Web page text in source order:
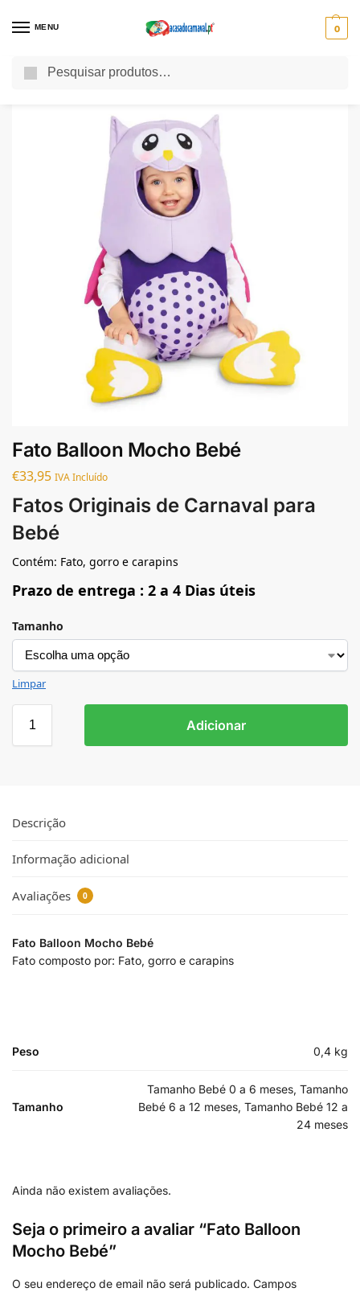
MENU 0
Uncategorized / Fato Balloon Mocho Bebé
Fato Balloon Mocho Bebé
€33,95 IVA Incluído
Fatos Originais de Carnaval para
Bebé
Contém: Fato, gorro e carapins
Prazo de entrega : 2 a 4 Dias úteis
Tamanho
Limpar
Adicionar
Descrição
Informação adicional
Avaliações 0
Fato Balloon Mocho Bebé
Fato composto por: Fato, gorro e carapins
Peso 0,4 kg
Tamanho
Tamanho Bebé 0 a 6 meses, Tamanho
Bebé 6 a 12 meses, Tamanho Bebé 12 a
24 meses
Ainda não existem avaliações.
Seja o primeiro a avaliar “Fato Balloon
Mocho Bebé”
O seu endereço de email não será publicado. Campos